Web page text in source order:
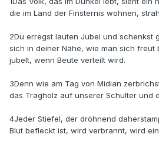
die im Land der Finsternis wohnen,
2Du erregst lauten Jubel und schenkst
sich in deiner Nähe, wie man sich freut
jubelt, wenn Beute verteilt wird.
3Denn wie am Tag von Midian
das Tragholz auf unserer Schulter und
4Jeder Stiefel, der dröhnend
Blut befleckt ist, wird verbrannt, wird